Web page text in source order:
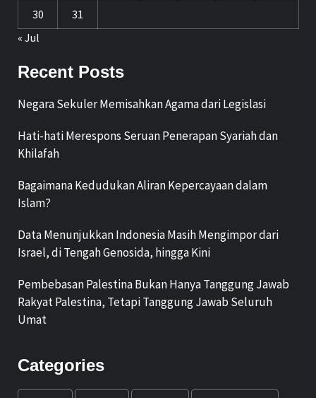
30
31
« Jul
Recent Posts
Negara Sekuler Memisahkan Agama dari Legislasi
Hati-hati Merespons Seruan Penerapan Syariah dan
Khilafah
Bagaimana Kedudukan Aliran Kepercayaan dalam
Islam?
Data Menunjukkan Indonesia Masih Mengimpor dari
Israel, di Tengah Genosida, hingga Kini
Pembebasan Palestina Bukan Hanya Tanggung Jawab
Rakyat Palestina, Tetapi Tanggung Jawab Seluruh
Umat
Categories